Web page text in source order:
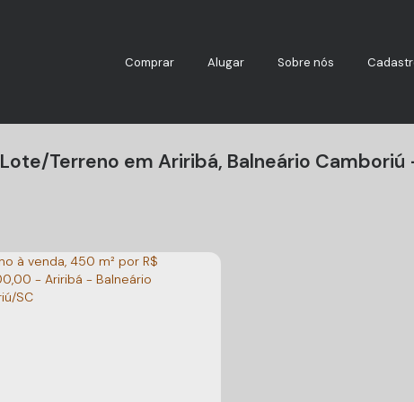
Sobre nós
Alugar
Comprar
Lote/Terreno em Ariribá, Balneário Camboriú